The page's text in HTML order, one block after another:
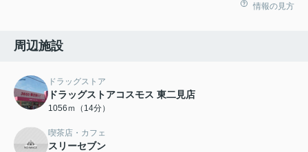
情報の見方
周辺施設
ドラッグストア
ドラッグストアコスモス 東二見店
1056ｍ（14分）
喫茶店・カフェ
スリーセブン